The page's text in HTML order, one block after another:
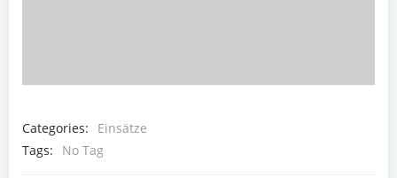
Categories:
Einsätze
Tags:
No Tag